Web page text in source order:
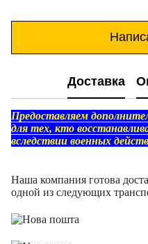
Доставка
Предоставляем
для тех, кто
вследствии военных
Наша компания готова
одной из следующих